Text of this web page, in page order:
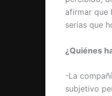
afirmar que
serias que
¿Quiénes
-La
subjetivo